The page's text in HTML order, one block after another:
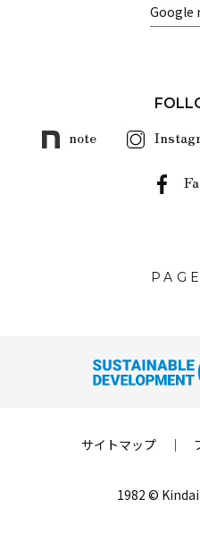
Google
note
サイトマップ ｜
1982 ©